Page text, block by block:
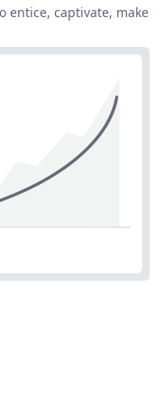
entice, captivate, make